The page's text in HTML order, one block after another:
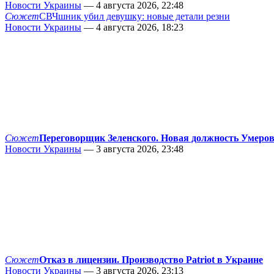
Новости Украины — 4 августа 2026, 22:48
СюжетСВЧшник убил девушку: новые детали резни
Новости Украины — 4 августа 2026, 18:23
СюжетПереговорщик Зеленского. Новая должность
Новости Украины — 3 августа 2026, 23:48
СюжетОтказ в лицензии. Производство Patriot в Украине
Новости Украины — 3 августа 2026, 23:13